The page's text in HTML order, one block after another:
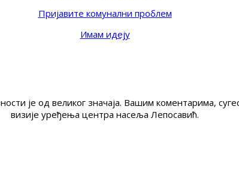
Пријавите комунални проблем
Имам идеју
је од великог значаја. Вашим коментарима,
визије уређења центра насеља Лепосавић.